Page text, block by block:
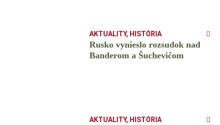
AKTUALITY, HISTÓRIA
Rusko vynieslo rozsudok nad
Banderom a Šuchevičom
AKTUALITY, HISTÓRIA